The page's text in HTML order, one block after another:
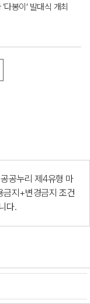
봉이’ 발대식 개최
공공누리 제4유형 마
금지+변경금지 조건
다.